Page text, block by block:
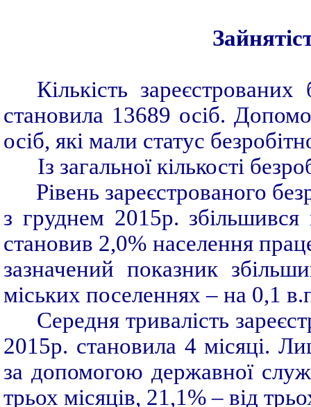
Кількість
становила 13689 осіб.
осіб, які мали статус
Із загальної кількості
Рівень зареєстрованого
з груднем 2015р.
становив 2,0% населення
зазначений показник
міських поселеннях – на 0,1
Середня тривалість
2015р. становила 4 місяці.
за допомогою державної
трьох місяців, 21,1% – від